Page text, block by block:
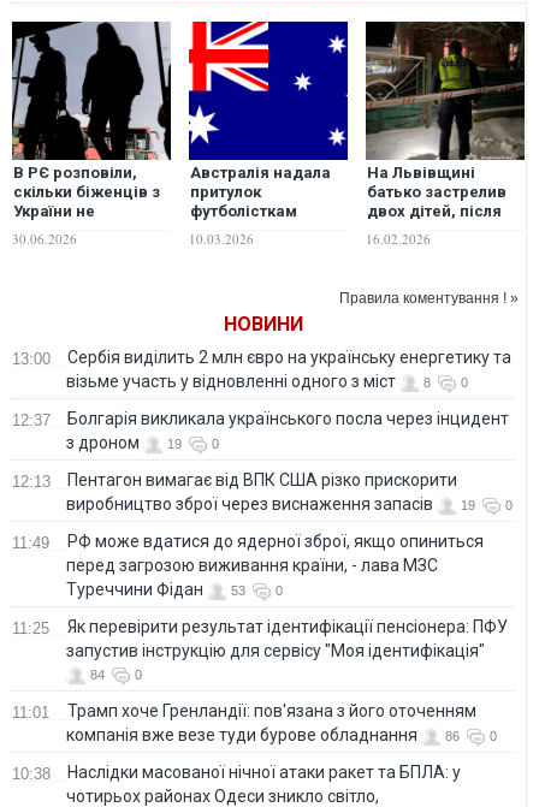
В РЄ розповіли,
скільки біженців з
України не
повертатись на
30.06.2026
Австралія надала
притулок
футболісткам
погроз на
10.03.2026
На Львівщині
батько застрелив
двох дітей, після
життям
16.02.2026
Правила коментування ! »
НОВИНИ
13:00
Сербія виділить 2 млн євро на українську енергетику та
візьме участь у відновленні одного з міст
8 0
12:37
Болгарія викликала українського посла через інцидент
з дроном
19 0
12:13
Пентагон вимагає від ВПК США різко прискорити
виробництво зброї через виснаження запасів
19 0
11:49
РФ може вдатися до ядерної зброї, якщо опиниться
перед загрозою виживання країни, - лава МЗС
Туреччини Фідан
53 0
11:25
Як перевірити результат ідентифікації пенсіонера: ПФУ
запустив інструкцію для сервісу "Моя ідентифікація"
84 0
11:01
Трамп хоче Гренландії: пов'язана з його оточенням
компанія вже везе туди бурове обладнання
86 0
10:38
Наслідки масованої нічної атаки ракет та БПЛА: у
чотирьох районах Одеси зникло світло,